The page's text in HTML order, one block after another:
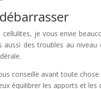
je vous envie
aussi des troubles au
avant toute chose
équilibrer les apports et les